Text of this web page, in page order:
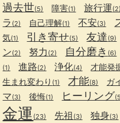
過去世(5) 障害(1) 旅行運(2)
ラ (2) 自己理解(1) 不安(3)
気(1) 引き寄せ(5) 友達 (9)
ン(2) 努力 (2) 自分磨き (6)
(1) 進路(2) 浄化(4) 才能発
生まれ変わり (1) 才能(8) ガ
マ(3) 後悔(1) ヒーリング
金運 (23) 先祖 (3) 独身(3)